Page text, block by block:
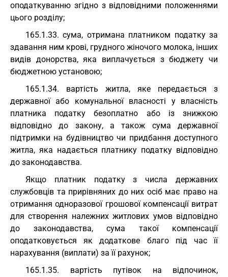
оподаткуванню згідно з відповідними положеннями
цього розділу;
165.1.33. сума, отримана платником податку за
здавання ним крові, грудного жіночого молока, інших
видів донорства, яка виплачується з бюджету чи
бюджетною установою;
165.1.34. вартість житла, яке передається з
державної або комунальної власності у власність
платника податку безоплатно або із знижкою
відповідно до закону, а також сума державної
підтримки на будівництво чи придбання доступного
житла, яка надається платнику податку відповідно
до законодавства.
Якщо платник податку з числа державних
службовців та прирівняних до них осіб має право на
отримання одноразової грошової компенсації витрат
для створення належних житлових умов відповідно
до законодавства, сума такої компенсації
оподатковується як додаткове благо під час її
нарахування (виплати) за її рахунок;
165.1.35. вартість путівок на відпочинок,